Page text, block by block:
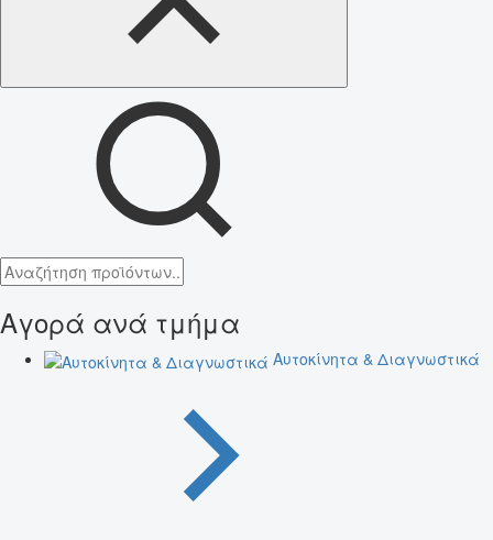
Αγορά ανά τμήμα
Αυτοκίνητα & Διαγνωστικά